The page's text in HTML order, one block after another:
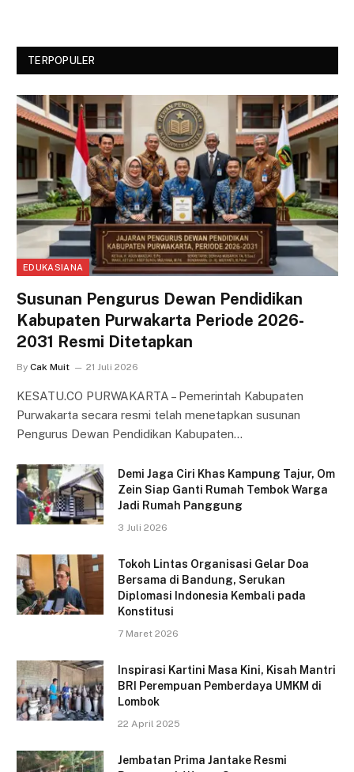
TERPOPULER
EDUKASIANA
Susunan Pengurus Dewan Pendidikan
Kabupaten Purwakarta Periode 2026-
2031 Resmi Ditetapkan
By Cak Muit 21 Juli 2026
KESATU.CO PURWAKARTA – Pemerintah Kabupaten
Purwakarta secara resmi telah menetapkan susunan
Pengurus Dewan Pendidikan Kabupaten…
Demi Jaga Ciri Khas Kampung Tajur, Om
Zein Siap Ganti Rumah Tembok Warga
Jadi Rumah Panggung
3 Juli 2026
Tokoh Lintas Organisasi Gelar Doa
Bersama di Bandung, Serukan
Diplomasi Indonesia Kembali pada
Konstitusi
7 Maret 2026
Inspirasi Kartini Masa Kini, Kisah Mantri
BRI Perempuan Pemberdaya UMKM di
Lombok
22 April 2025
Jembatan Prima Jantake Resmi